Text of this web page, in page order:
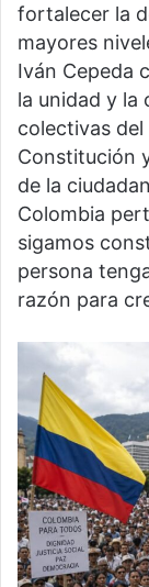
fortalecer la
mayores
Iván Cepeda
la unidad y la
colectivas
Constitución
de la
Colombia
sigamos
persona
razón para